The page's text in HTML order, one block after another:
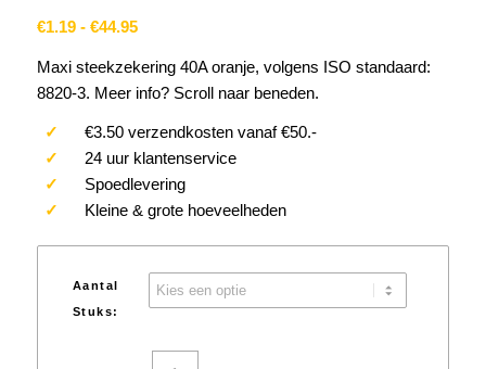
€1.19 - €44.95Prijsklasse:
tot
€44.95
Maxi steekzekering 40A oranje, volgens ISO standaard:
8820-3. Meer info? Scroll naar beneden.
✓ €3.50 verzendkosten vanaf €50.-
✓ 24 uur klantenservice
✓ Spoedlevering
✓ Kleine & grote hoeveelheden
Aantal
Stuks: